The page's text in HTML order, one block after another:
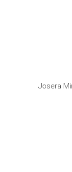
Josera